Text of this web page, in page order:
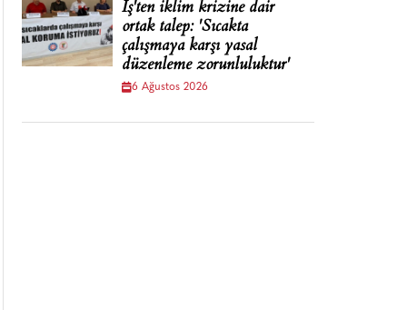
İş'ten iklim krizine dair
ortak talep: 'Sıcakta
çalışmaya karşı yasal
düzenleme zorunluluktur'
6 Ağustos 2026